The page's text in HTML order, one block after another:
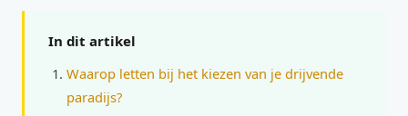
In dit artikel
Waarop letten bij het kiezen van je drijvende
paradijs?